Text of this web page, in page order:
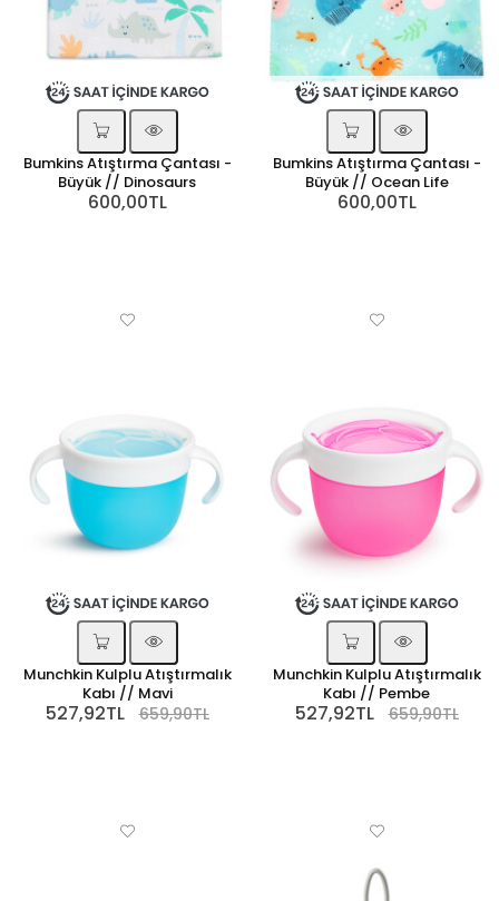
Bumkins Atıştırma Çantası -
Büyük // Dinosaurs
600,00TL
Bumkins Atıştırma Çantası -
Büyük // Ocean Life
600,00TL
Munchkin Kulplu Atıştırmalık
Kabı // Mavi
527,92TL 659,90TL
Munchkin Kulplu Atıştırmalık
Kabı // Pembe
527,92TL 659,90TL